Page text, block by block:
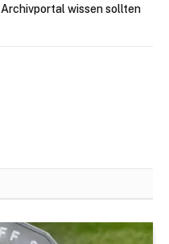
Archivportal wissen sollten